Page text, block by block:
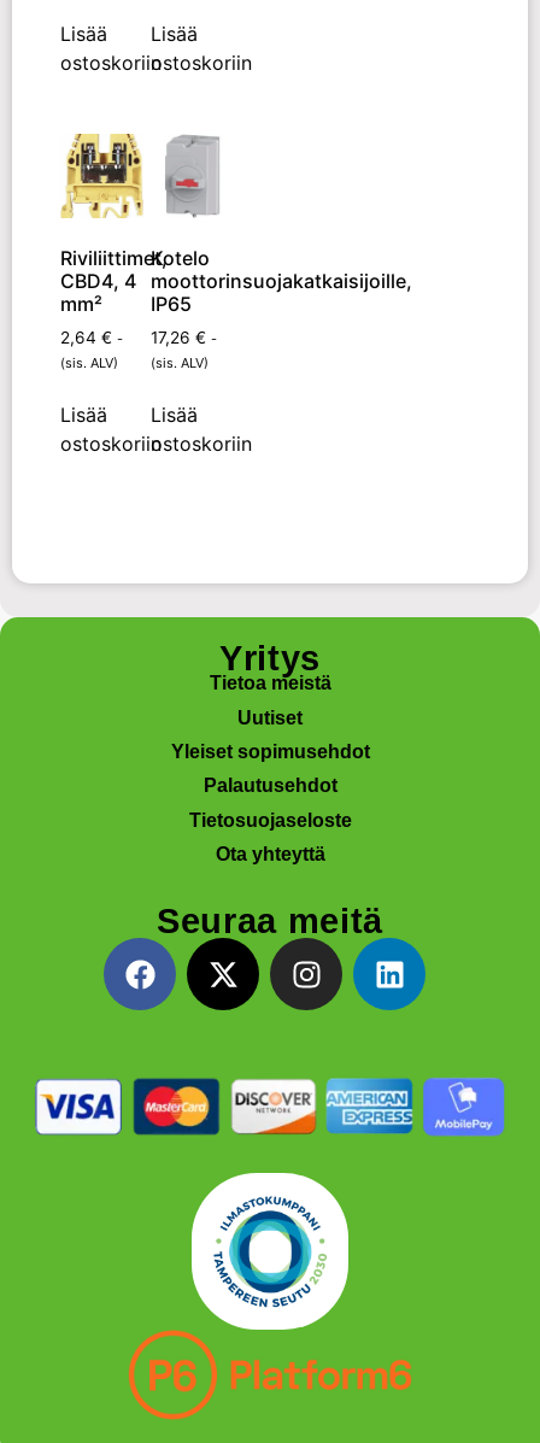
Lisää
ostoskoriin
Lisää
ostoskoriin
Riviliittimet,
CBD4, 4
mm²
2,64 € -
(sis. ALV)
Lisää
ostoskoriin
Kotelo
moottorinsuojakatkaisijoille,
IP65
17,26 € -
(sis. ALV)
Lisää
ostoskoriin
Yritys
Tietoa meistä
Uutiset
Yleiset sopimusehdot
Palautusehdot
Tietosuojaseloste
Ota yhteyttä
Seuraa meitä